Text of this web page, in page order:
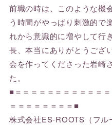
前職の時は、このような機
う時間がやっぱり刺激的で
れから意識的に増やして行
長、本当にありがとうござ
会を作ってくださった岩崎
た。
■＝＝＝＝＝＝＝＝＝＝＝
＝＝＝＝＝＝＝＝■
株式会社ES-ROOTS（フル